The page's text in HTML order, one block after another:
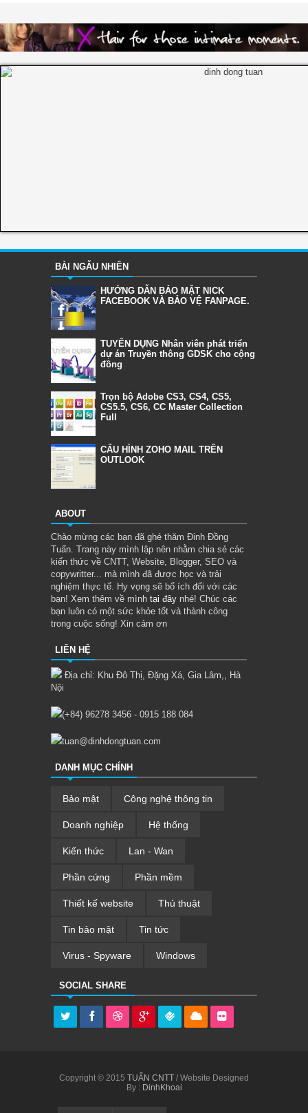
BÀI NGẪU NHIÊN
HƯỚNG DẪN BẢO MẬT NICK
FACEBOOK VÀ BẢO VỆ FANPAGE.
TUYỂN DỤNG Nhân viên phát triển
dự án Truyền thông GDSK cho cộng
đồng
Trọn bộ Adobe CS3, CS4, CS5,
CS5.5, CS6, CC Master Collection
Full
CẤU HÌNH ZOHO MAIL TRÊN
OUTLOOK
ABOUT
Chào mừng các bạn đã ghé thăm Đinh Đồng
Tuấn. Trang này mình lập nên nhằm chia sẻ các
kiến thức về CNTT, Website, Blogger, SEO và
copywritter... mà mình đã được học và trải
nghiệm thực tế. Hy vọng sẽ bổ ích đối với các
bạn! Xem thêm về mình tại đây nhé! Chúc các
bạn luôn có một sức khỏe tốt và thành công
trong cuộc sống! Xin cảm ơn
LIÊN HỆ
Địa chỉ: Khu Đô Thị, Đặng Xá, Gia Lâm,, Hà
Nội
(+84) 96278 3456 - 0915 188 084
tuan@dinhdongtuan.com
DANH MỤC CHÍNH
Bảo mật Công nghệ thông tin
Doanh nghiệp Hệ thống
Kiến thức Lan - Wan
Phần cứng Phần mềm
Thiết kế website Thủ thuật
Tin bảo mật Tin tức
Virus - Spyware Windows
SOCIAL SHARE
Copyright © 2015 TUẤN CNTT / Website Designed
By : DinhKhoai